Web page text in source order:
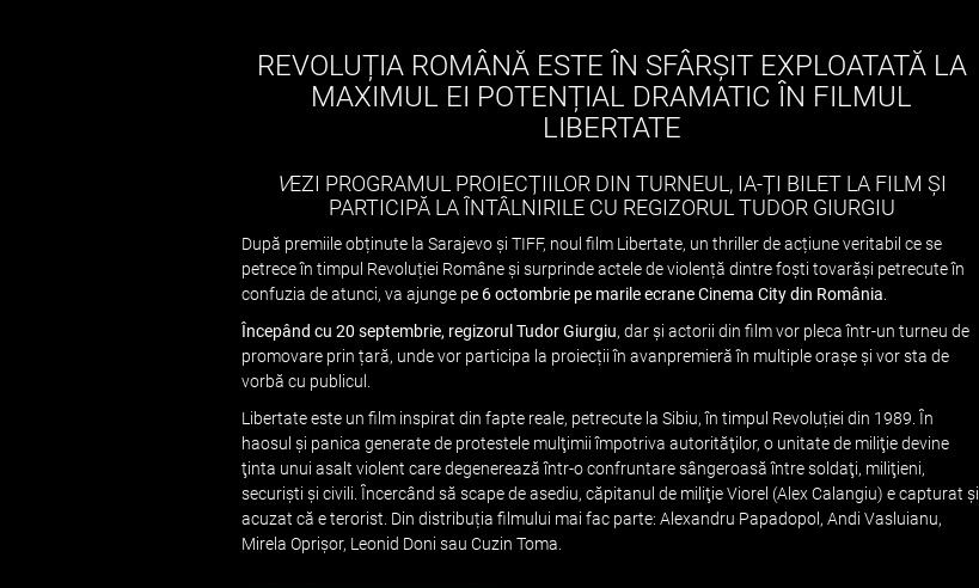
REVOLUȚIA ROMÂNĂ ESTE ÎN SFÂRȘIT EXPLOATATĂ LA
MAXIMUL EI POTENȚIAL DRAMATIC ÎN FILMUL
LIBERTATE
VEZI PROGRAMUL PROIECȚIILOR DIN TURNEUL, IA-ȚI BILET LA FILM ȘI
PARTICIPĂ LA ÎNTÂLNIRILE CU REGIZORUL TUDOR GIURGIU
După premiile obținute la Sarajevo și TIFF, noul film Libertate, un thriller de acțiune veritabil ce se
petrece în timpul Revoluției Române și surprinde actele de violență dintre foști tovarăși petrecute în
confuzia de atunci, va ajunge pe 6 octombrie pe marile ecrane Cinema City din România
Începând cu 20 septembrie, regizorul Tudor Giurgiu, dar și actorii din film vor pleca într-un turneu de
promovare prin țară, unde vor participa la proiecții în avanpremieră în multiple orașe și vor sta de
vorbă cu publicul.
Libertate este un film inspirat din fapte reale, petrecute la Sibiu, în timpul Revoluției din 1989. În
haosul și panica generate de protestele mulţimii împotriva autorităţilor, o unitate de miliţie devine
ţinta unui asalt violent care degenerează într-o confruntare sângeroasă între soldaţi, miliţieni,
securiști și civili. Încercând să scape de asediu, căpitanul de miliţie Viorel (Alex Calangiu) e capturat și
acuzat că e terorist. Din distribuția filmului mai fac parte: Alexandru Papadopol, Andi Vasluianu,
Mirela Oprișor, Leonid Doni sau Cuzin Toma.